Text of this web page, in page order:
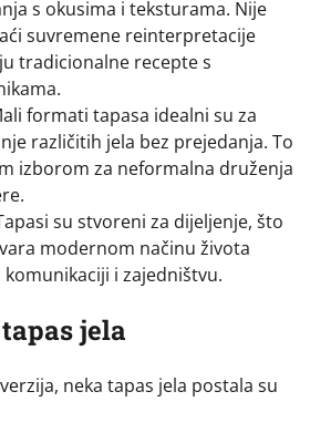
s okusima i teksturama. Nije
suvremene reinterpretacije
tradicionalne recepte s
formati tapasa idealni su za
različitih jela bez prejedanja. To
izborom za neformalna druženja
su stvoreni za dijeljenje, što
modernom načinu života
i zajedništvu.
jela
neka tapas jela postala su